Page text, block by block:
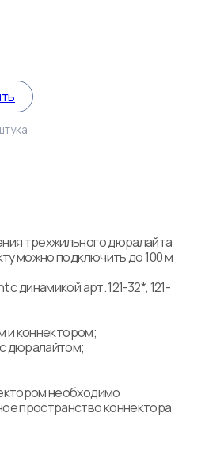
трехжильного дюралайта
можно подключить до 100 м
динамикой арт. 121-32*, 121-
и коннектором;
дюралайтом;
необходимо
пространство коннектора
предотвращающим
необходимо